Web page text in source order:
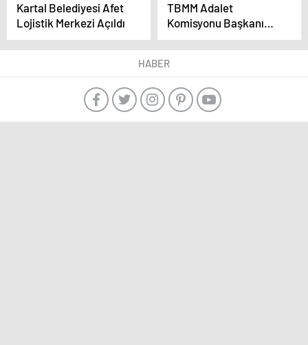
Kartal Belediyesi Afet
Lojistik Merkezi Açıldı
TBMM Adalet
Komisyonu Başkanı
Yüksel, UAD’nin İsrail
kararını değerlendirdi
Açıklaması
HABER